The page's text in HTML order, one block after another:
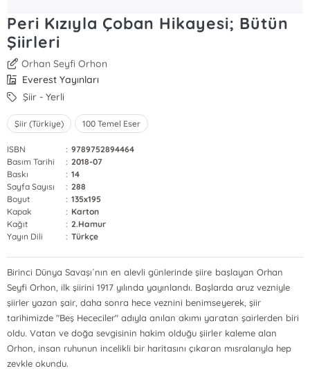
Peri Kızıyla Çoban Hikayesi; Bütün
Şiirleri
Orhan Seyfi Orhon
Everest Yayınları
Şiir - Yerli
Şiir (Türkiye) 100 Temel Eser
ISBN : 9789752894464
Basım Tarihi
: 2018-07
Baskı
: 14
Sayfa Sayısı
: 288
Boyut
: 135x195
Kapak
: Karton
Kağıt
: 2.Hamur
Yayın Dili
: Türkçe
Birinci Dünya Savaşı´nın en alevli günlerinde şiire başlayan Orhan
Seyfi Orhon, ilk şiirini 1917 yılında yayınlandı. Başlarda aruz vezniyle
şiirler yazan şair, daha sonra hece veznini benimseyerek, şiir
tarihimizde "Beş Hececiler" adıyla anılan akımı yaratan şairlerden biri
oldu. Vatan ve doğa sevgisinin hakim olduğu şiirler kaleme alan
Orhon, insan ruhunun incelikli bir haritasını çıkaran mısralarıyla hep
zevkle okundu.